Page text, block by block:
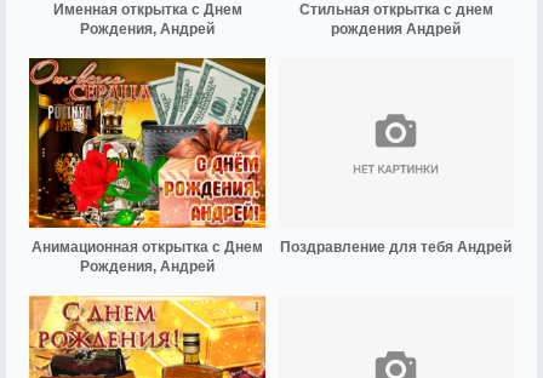
Именная открытка с Днем
Рождения, Андрей
Стильная открытка с днем
рождения Андрей
Анимационная открытка с Днем
Рождения, Андрей
Поздравление для тебя Андрей